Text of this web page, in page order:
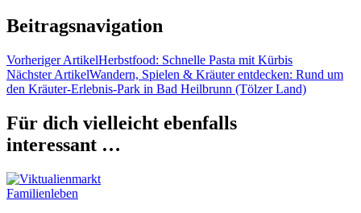
Beitragsnavigation
Vorheriger ArtikelHerbstfood: Schnelle Pasta mit Kürbis
Nächster ArtikelWandern, Spielen & Kräuter entdecken: Rund um
den Kräuter-Erlebnis-Park in Bad Heilbrunn (Tölzer Land)
Für dich vielleicht ebenfalls
interessant …
Familienleben